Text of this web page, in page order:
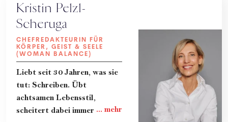
Kristin Pelzl-
Scheruga
CHEFREDAKTEURIN FÜR
KÖRPER, GEIST & SEELE
(WOMAN BALANCE)
Liebt seit 30 Jahren, was sie
tut: Schreiben. Übt
achtsamen Lebensstil,
scheitert dabei immer wieder